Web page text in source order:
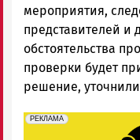
мероприятия,
представителей и
обстоятельства
проверки будет
решение,
erid: 2SDnjeFymr3
РЕКЛАМА
Реклама